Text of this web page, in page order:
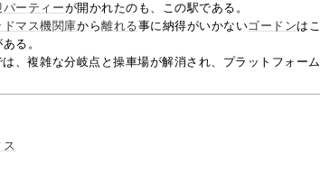
パーティーが開かれたのも、この駅である。
ドマス機関庫から離れる事に納得がいかないゴードンはこ
る。
は、複雑な分岐点と操車場が解消され、プラットフォーム
ス